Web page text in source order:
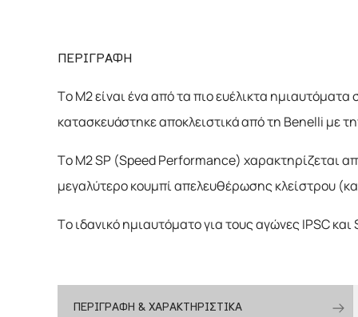
ΠΕΡΙΓΡΑΦΗ
Το M2 είναι ένα από τα πιο ευέλικτα
κατασκευάστηκε αποκλειστικά από τη Benelli με
Το M2 SP (Speed Performance) χαρακτηρίζεται
μεγαλύτερο κουμπί απελευθέρωσης κλείστρου
Το ιδανικό ημιαυτόματο για τους αγώνες IPSC
ΠΕΡΙΓΡΑΦΗ & ΧΑΡΑΚΤΗΡΙΣΤΙΚΑ